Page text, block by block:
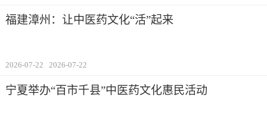
福建漳州：让中医药文化“活”起来
2026-07-22 2026-07-22
宁夏举办“百市千县”中医药文化惠民活动